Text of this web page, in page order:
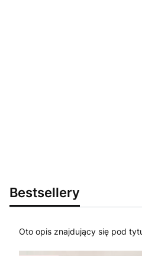
Bestsellery
Oto opis znajdujący się pod